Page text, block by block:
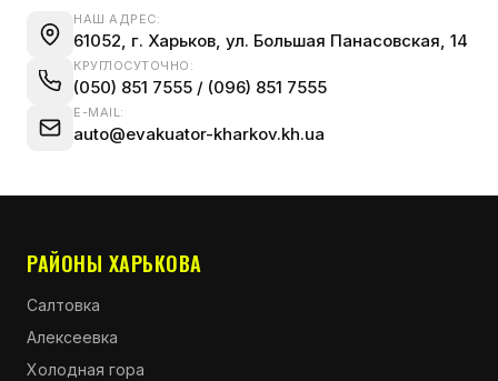
НАШ АДРЕС:
61052, г. Харьков, ул. Большая Панасовская, 14
КРУГЛОСУТОЧНО:
(050) 851 7555 / (096) 851 7555
E-MAIL:
auto@evakuator-kharkov.kh.ua
РАЙОНЫ ХАРЬКОВА
Салтовка
Алексеевка
Холодная гора